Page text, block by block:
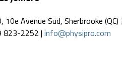
10e Avenue Sud, Sherbrooke (QC)
823-2252 | info@physipro.com